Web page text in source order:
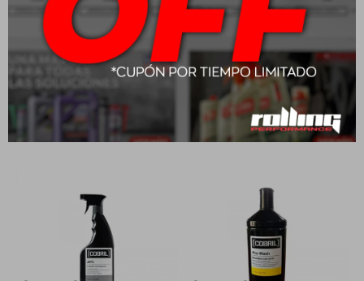
Cobril Silicona
Abrillantadora En
Aerosol Brill Pro 420cc
Cobril Agua Radiador 5L
- Roja
$241